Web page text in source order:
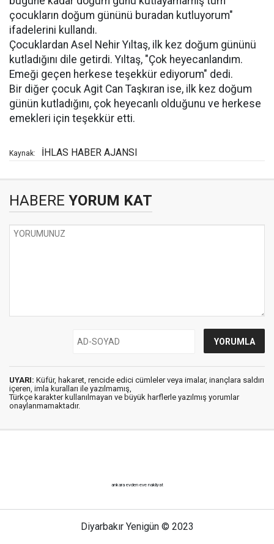
çocukların doğum gününü buradan kutluyorum"
ifadelerini kullandı.
Çocuklardan Asel Nehir Yıltaş, ilk kez doğum gününü
kutladığını dile getirdi. Yıltaş, "Çok heyecanlandım.
Emeği geçen herkese teşekkür ediyorum" dedi.
Bir diğer çocuk Agit Can Taşkıran ise, ilk kez doğum
günün kutladığını, çok heyecanlı olduğunu ve herkese
emekleri için teşekkür etti.
Kaynak: İHLAS HABER AJANSI
HABERE YORUM KAT
UYARI: Küfür, hakaret, rencide edici cümleler veya imalar, inançlara saldırı
içeren, imla kuralları ile yazılmamış,
Türkçe karakter kullanılmayan ve büyük harflerle yazılmış yorumlar
onaylanmamaktadır.
ankara evden eve nakliyat
Diyarbakır Yenigün © 2023